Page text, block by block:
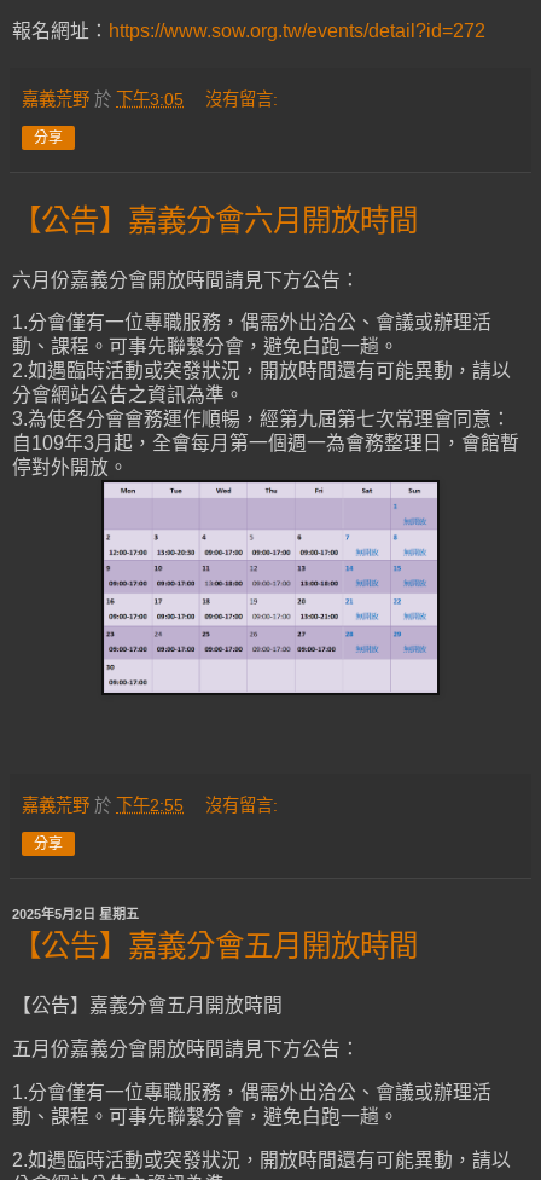
報名網址： https://www.sow.org.tw/events/detail?id=272
嘉義荒野 於 下午3:05 沒有留言:
分享
【公告】嘉義分會六月開放時間
六月份嘉義分會開放時間請見下方公告：
1.分會僅有一位專職服務，偶需外出洽公、會議或辦理活
動、課程。可事先聯繫分會，避免白跑一趟。
2.如遇臨時活動或突發狀況，開放時間還有可能異動，請以
分會網站公告之資訊為準。
3.為使各分會會務運作順暢，經第九屆第七次常理會同意：
自109年3月起，全會每月第一個週一為會務整理日，會館暫
停對外開放。
嘉義荒野 於 下午2:55 沒有留言:
分享
2025年5月2日 星期五
【公告】嘉義分會五月開放時間
【公告】嘉義分會五月開放時間
五月份嘉義分會開放時間請見下方公告：
1.分會僅有一位專職服務，偶需外出洽公、會議或辦理活
動、課程。可事先聯繫分會，避免白跑一趟。
2.如遇臨時活動或突發狀況，開放時間還有可能異動，請以